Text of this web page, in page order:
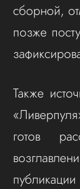
сборной,
позже
Также
готов